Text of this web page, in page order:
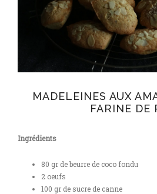
MADELEINES AUX
FARINE DE
Ingrédients
80 gr de beurre de coco fondu
2 oeufs
100 gr de sucre de canne